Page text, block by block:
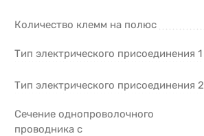
Количество клемм на полюс
Тип электрического присоединения 1
Тип электрического присоединения 2
Сечение однопроволочного
проводника с